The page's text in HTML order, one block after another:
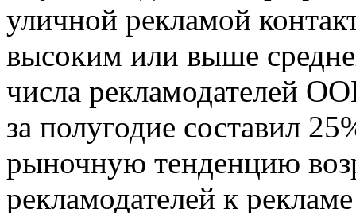
уличной рекламой
высоким или выше
числа рекламодателей
за полугодие составил
рыночную тенденцию
рекламодателей к